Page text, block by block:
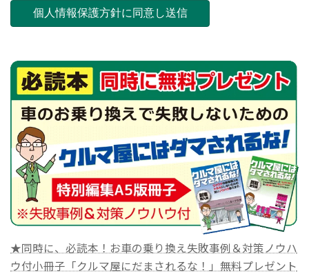
★同時に、必読本！お車の乗り換え失敗事例＆対策ノウハ
ウ付小冊子「クルマ屋にだまされるな！」無料プレゼント